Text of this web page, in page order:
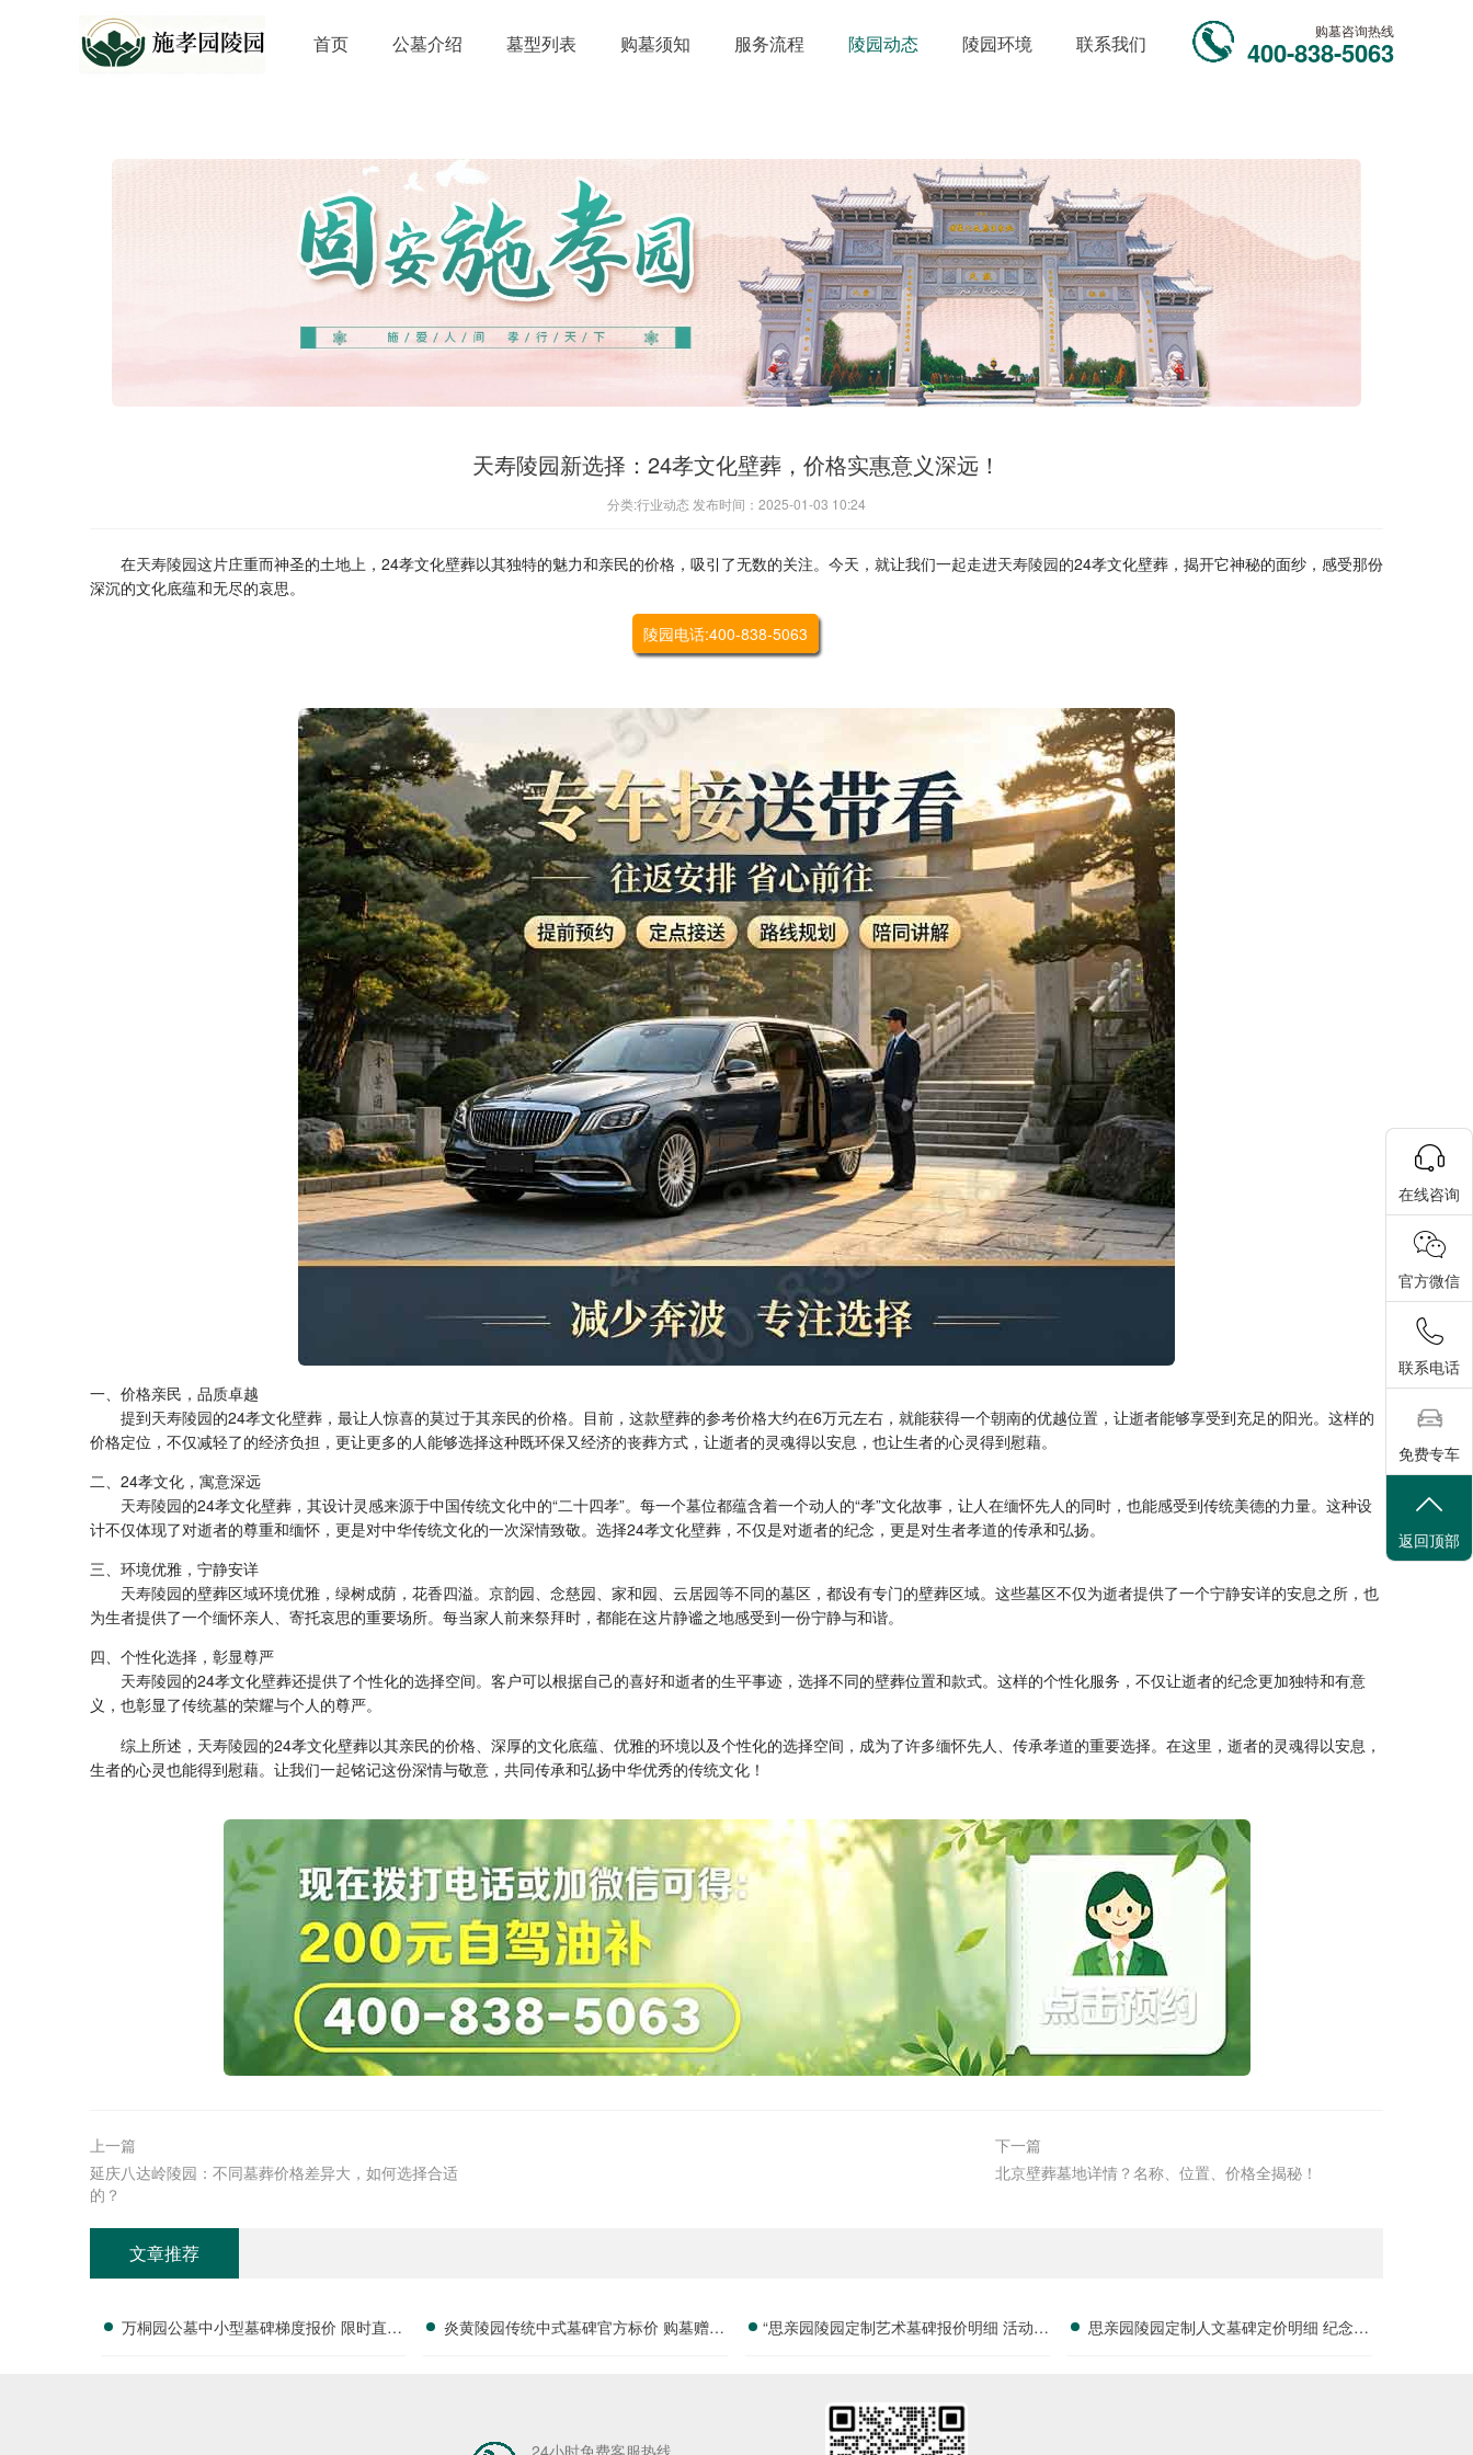
首页 公墓介绍 墓型列表 购墓须知 服务流程 陵园动态 陵园环境 联系我们
购墓咨询热线
400-838-5063
天寿陵园新选择：24孝文化壁葬，价格实惠意义深远！
分类:行业动态 发布时间：2025-01-03 10:24
在天寿陵园这片庄重而神圣的土地上，24孝文化壁葬以其独特的魅力和亲民的价格，吸引了无数的关注。今天，就让我们一起走进天寿陵园的24孝文化壁葬，揭开它神秘的面纱，感受那份
深沉的文化底蕴和无尽的哀思。
陵园电话:400-838-5063
一、价格亲民，品质卓越
提到天寿陵园的24孝文化壁葬，最让人惊喜的莫过于其亲民的价格。目前，这款壁葬的参考价格大约在6万元左右，就能获得一个朝南的优越位置，让逝者能够享受到充足的阳光。这样的
价格定位，不仅减轻了的经济负担，更让更多的人能够选择这种既环保又经济的丧葬方式，让逝者的灵魂得以安息，也让生者的心灵得到慰藉。
二、24孝文化，寓意深远
天寿陵园的24孝文化壁葬，其设计灵感来源于中国传统文化中的“二十四孝”。每一个墓位都蕴含着一个动人的“孝”文化故事，让人在缅怀先人的同时，也能感受到传统美德的力量。这种设
计不仅体现了对逝者的尊重和缅怀，更是对中华传统文化的一次深情致敬。选择24孝文化壁葬，不仅是对逝者的纪念，更是对生者孝道的传承和弘扬。
三、环境优雅，宁静安详
天寿陵园的壁葬区域环境优雅，绿树成荫，花香四溢。京韵园、念慈园、家和园、云居园等不同的墓区，都设有专门的壁葬区域。这些墓区不仅为逝者提供了一个宁静安详的安息之所，也
为生者提供了一个缅怀亲人、寄托哀思的重要场所。每当家人前来祭拜时，都能在这片静谧之地感受到一份宁静与和谐。
四、个性化选择，彰显尊严
天寿陵园的24孝文化壁葬还提供了个性化的选择空间。客户可以根据自己的喜好和逝者的生平事迹，选择不同的壁葬位置和款式。这样的个性化服务，不仅让逝者的纪念更加独特和有意
义，也彰显了传统墓的荣耀与个人的尊严。
综上所述， 天寿陵园的24孝文化壁葬以其亲民的价格、深厚的文化底蕴、优雅的环境以及个性化的选择空间，成为了许多缅怀先人、传承孝道的重要选择。在这里，逝者的灵魂得以安息，
生者的心灵也能得到慰藉。让我们一起铭记这份深情与敬意，共同传承和弘扬中华优秀的传统文化！
上一篇
延庆八达岭陵园：不同墓葬价格差异大，如何选择合适
的？
下一篇
北京壁葬墓地详情？名称、位置、价格全揭秘！
文章推荐
万桐园公墓中小型墓碑梯度报价 限时直降
炎黄陵园传统中式墓碑官方标价 购墓赠送
“思亲园陵园定制艺术墓碑报价明细 活动减
思亲园陵园定制人文墓碑定价明细 纪念空
在线咨询
官方微信
联系电话
免费专车
返回顶部